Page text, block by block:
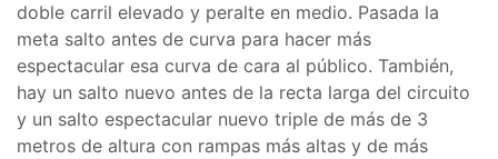
doble carril elevado y peralte en medio. Pasada la
meta salto antes de curva para hacer más
espectacular esa curva de cara al público. También,
hay un salto nuevo antes de la recta larga del circuito
y un salto espectacular nuevo triple de más de 3
metros de altura con rampas más altas y de más